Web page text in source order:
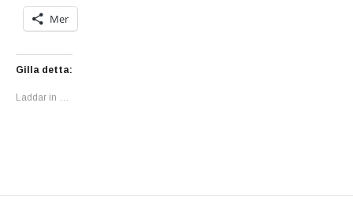
Mer
Gilla detta:
Laddar in …